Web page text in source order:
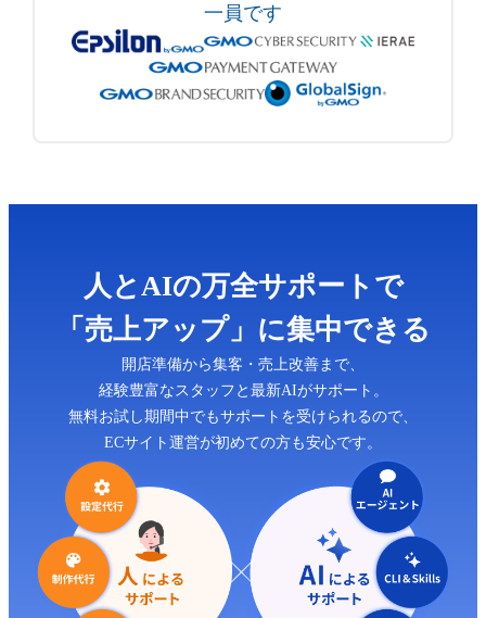
一員です
人とAIの万全サポートで
「売上アップ」に集中できる
開店準備から集客・売上改善まで、
経験豊富なスタッフと最新AIがサポート。
無料お試し期間中でもサポートを受けられるので、
ECサイト運営が初めての方も安心です。